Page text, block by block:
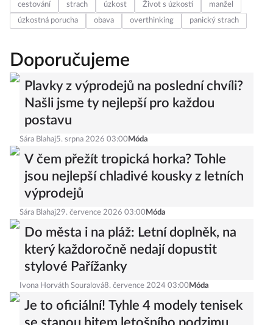
cestování strach úzkost Život s úzkostí
manžel
úzkostná porucha
obava overthinking panický strach
Doporučujeme
Plavky z výprodejů na poslední chvíli?
Našli jsme ty nejlepší pro každou
postavu
Sára Blahaj5. srpna 2026 03:00 Móda
V čem přežít tropická horka? Tohle
jsou nejlepší chladivé kousky z letních
výprodejů
Sára Blahaj29. července 2026 03:00 Móda
Do města i na pláž: Letní doplněk, na
který každoročně nedají dopustit
stylové Pařížanky
Ivona Horváth Souralová8. července 2024 03:00 Móda
Je to oficiální! Tyhle 4 modely tenisek